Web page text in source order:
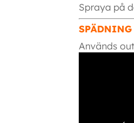
Spraya på
SPÄDNING
Används